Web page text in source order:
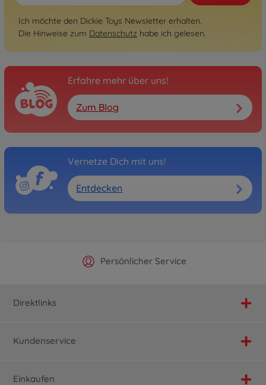
Ich möchte den Dickie Toys Newsletter erhalten.
Die Hinweise zum Datenschutz habe ich gelesen.
Erfahre mehr über uns!
Zum Blog
Vernetze Dich mit uns!
Entdecken
Offizieller Hersteller Shop
Persönlicher Service
Versandkostenfrei ab 25€
Schnelle Lieferung
Direktlinks
Kundenservice
Einkaufen